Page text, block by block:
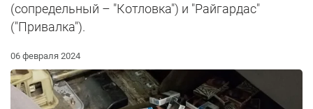
(сопредельный – "Котловка") и "Райгардас"
("Привалка").
06 февраля 2024